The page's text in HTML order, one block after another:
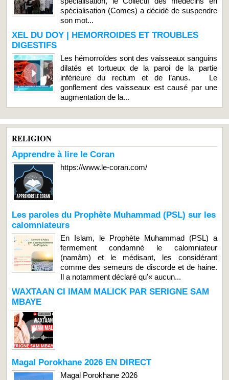
spécialisation (Comes) a décidé de suspendre
son mot...
XEL DU DOY | HEMORROIDES ET TROUBLES
DIGESTIFS
Les hémorroïdes sont des vaisseaux sanguins
dilatés et tortueux de la paroi de la partie
inférieure du rectum et de l’anus. Le
gonflement des vaisseaux est causé par une
augmentation de la...
RELIGION
Apprendre à lire le Coran
https://www.le-coran.com/
Les paroles du Prophète Muhammad (PSL) sur les
calomniateurs
En Islam, le Prophète Muhammad (PSL) a
fermement condamné le calomniateur
(namâm) et le médisant, les considérant
comme des semeurs de discorde et de haine.
Il a notamment déclaré qu'« aucun...
WAXTAAN CI IMAM MALICK PAR SERIGNE SAM
MBAYE
Magal Porokhane 2026 EN DIRECT
Magal Porokhane 2026